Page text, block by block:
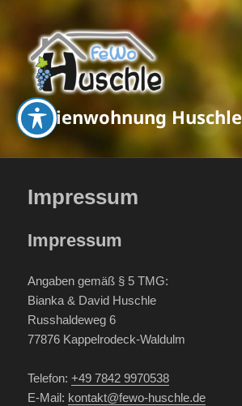
Ferienwohnung Huschle
Impressum
Impressum
Angaben gemäß § 5 TMG:
Bianka & David Huschle
Russhaldeweg 6
77876 Kappelrodeck-Waldulm
Telefon:+49 7842 9970538
E-Mail: kontakt@fewo-huschle.de